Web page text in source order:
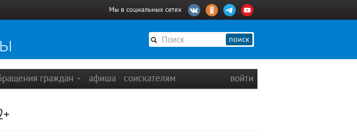
Мы в социальных сетях
поиск
граждан афиша соискателям войти